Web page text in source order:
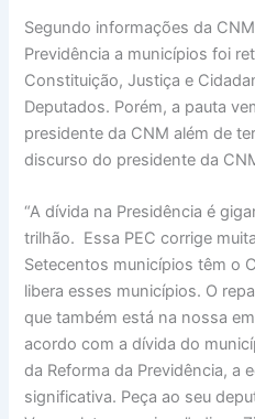
Segundo informações da
Previdência a municípios foi
Constituição, Justiça e
Deputados. Porém, a pauta
presidente da CNM além de
discurso do presidente da
“A dívida na Presidência é
trilhão. Essa PEC corrige
Setecentos municípios têm o
libera esses municípios. O
que também está na nossa
acordo com a dívida do
da Reforma da Previdência, a
significativa. Peça ao seu